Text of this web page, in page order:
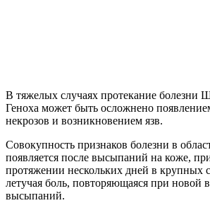
В тяжелых случаях протекание болезни
Геноха может быть осложнено
некрозов и возникновением язв.
Совокупность признаков болезни в
появляется после высыпаний на коже,
протяжении нескольких дней в крупных
летучая боль, повторяющаяся при новой
высыпаний.